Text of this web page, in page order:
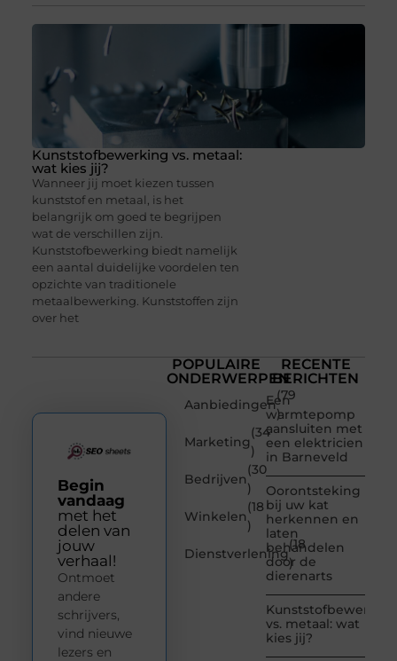
Kunststofbewerking vs. metaal:
wat kies jij?
Wanneer jij moet kiezen tussen
kunststof en metaal, is het
belangrijk om goed te begrijpen
wat de verschillen zijn.
Kunststofbewerking biedt namelijk
een aantal duidelijke voordelen ten
opzichte van traditionele
metaalbewerking. Kunststoffen zijn
over het
POPULAIRE
ONDERWERPEN
Aanbiedingen
(79
)
Marketing
(34
)
Bedrijven
(30
)
Winkelen
(18
)
Dienstverlening
(18
)
RECENTE
BERICHTEN
Een
warmtepomp
aansluiten met
een elektricien
in Barneveld
Oorontsteking
bij uw kat
herkennen en
laten
behandelen
door de
dierenarts
vs. metaal: wat
kies jij?
Begin
vandaag
met het
delen van
jouw
verhaal!
Ontmoet
andere
schrijvers,
vind nieuwe
lezers en